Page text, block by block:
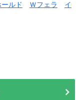
ルド Ｗフェラ
イ